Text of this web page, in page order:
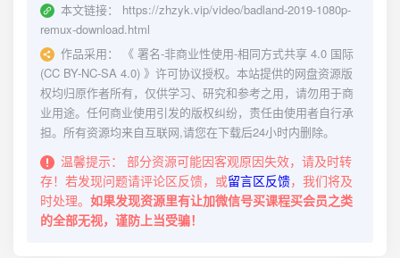
本文链接：
https://zhzyk.vip/video/badland-2019-1080p-
remux-download.html
作品采用：
《 署名-非商业性使用-相同方式共享 4.0 国际
(CC BY-NC-SA 4.0) 》许可协议授权。本站提供的网盘资源版
权均归原作者所有，仅供学习、研究和参考之用，请勿用于商
业用途。任何商业使用引发的版权纠纷，责任由使用者自行承
担。所有资源均来自互联网,请您在下载后24小时内删除。
温馨提示：
部分资源可能因客观原因失效，请及时转
存！若发现问题请评论区反馈，或留言区反馈，我们将及
时处理。 如果发现资源里有让加微信号买课程买会员之类
的全部无视，谨防上当受骗！